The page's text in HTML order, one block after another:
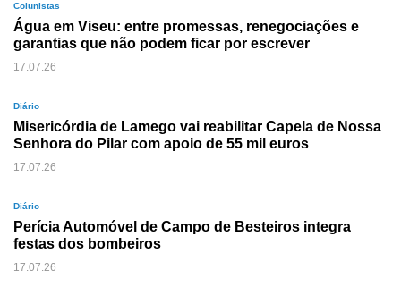
Colunistas
Água em Viseu: entre promessas, renegociações e
garantias que não podem ficar por escrever
17.07.26
Diário
Misericórdia de Lamego vai reabilitar Capela de Nossa
Senhora do Pilar com apoio de 55 mil euros
17.07.26
Diário
Perícia Automóvel de Campo de Besteiros integra
festas dos bombeiros
17.07.26